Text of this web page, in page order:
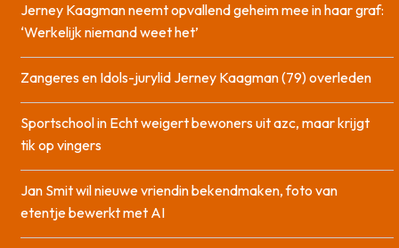
Jerney Kaagman neemt opvallend geheim mee in haar graf:
‘Werkelijk niemand weet het’
Zangeres en Idols-jurylid Jerney Kaagman (79) overleden
Sportschool in Echt weigert bewoners uit azc, maar krijgt
tik op vingers
Jan Smit wil nieuwe vriendin bekendmaken, foto van
etentje bewerkt met AI